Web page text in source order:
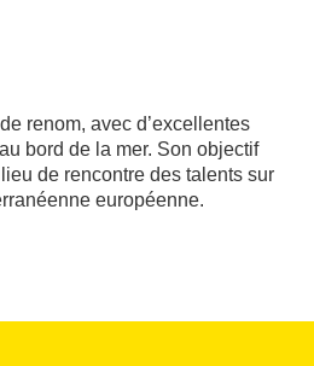
renom, avec d’excellentes
bord de la mer. Son objectif
de rencontre des talents sur
européenne.